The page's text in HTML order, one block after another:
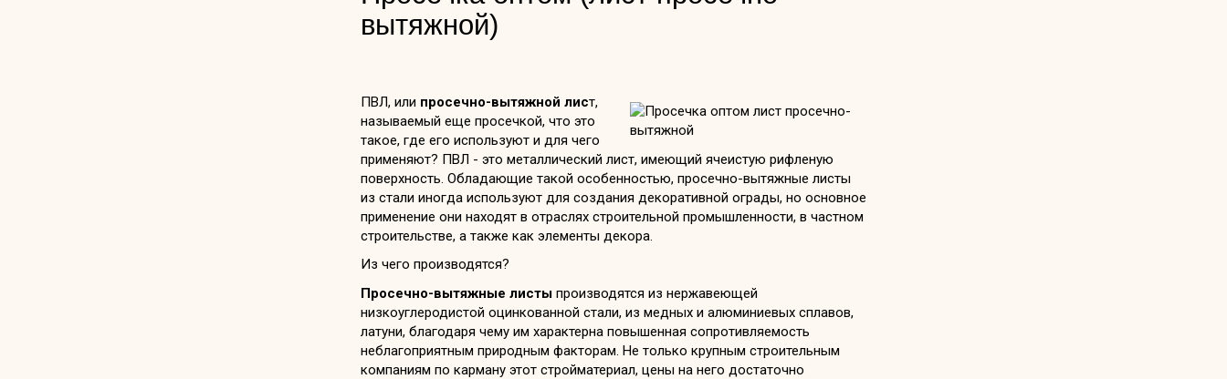
вытяжной)
ПВЛ, или просечно-вытяжной лист,
называемый еще просечкой, что это
такое, где его используют и для чего
применяют? ПВЛ - это металлический лист, имеющий ячеистую рифленую
поверхность. Обладающие такой особенностью, просечно-вытяжные листы
из стали иногда используют для создания декоративной ограды, но основное
применение они находят в отраслях строительной промышленности, в частном
строительстве, а также как элементы декора.
Из чего производятся?
Просечно-вытяжные листыпроизводятся из нержавеющей
низкоуглеродистой оцинкованной стали, из медных и алюминиевых сплавов,
латуни, благодаря чему им характерна повышенная сопротивляемость
неблагоприятным природным факторам. Не только крупным строительным
компаниям по карману этот стройматериал, цены на него достаточно